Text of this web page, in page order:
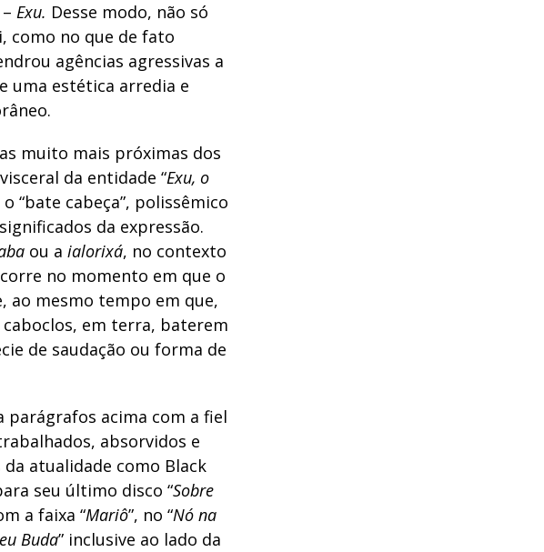
– Exu. Desse modo, não só
como no que de fato
agências agressivas a
uma estética arredia e
muito mais próximas dos
da entidade “Exu, o
“bate cabeça”, polissêmico
da expressão.
ou a ialorixá, no contexto
no momento em que o
ao mesmo tempo em que,
em terra, baterem
de saudação ou forma de
parágrafos acima com a fiel
absorvidos e
atualidade como Black
seu último disco “Sobre
a faixa “Mariô”, no “Nó na
Buda” inclusive ao lado da